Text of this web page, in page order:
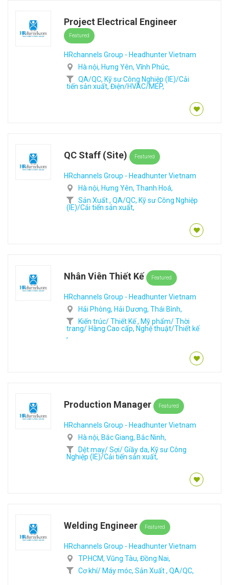
Project Electrical Engineer
Featured
HRchannels Group - Headhunter Vietnam
Hà nội, Hưng Yên, Vĩnh Phúc,
QA/QC, Kỹ sư Công Nghiệp (IE)/Cải
tiến sản xuất, Điện/HVAC/MEP,
QC Staff (Site) Featured
HRchannels Group - Headhunter Vietnam
Hà nội, Hưng Yên, Thanh Hoá,
Sản Xuất , QA/QC, Kỹ sư Công Nghiệp
(IE)/Cải tiến sản xuất,
Nhân Viên Thiết Kế Featured
HRchannels Group - Headhunter Vietnam
Hải Phòng, Hải Dương, Thái Bình,
Kiến trúc/ Thiết Kế , Mỹ phẩm/ Thời
trang/ Hàng Cao cấp, Nghệ thuật/Thiết kế
,
Production Manager Featured
HRchannels Group - Headhunter Vietnam
Hà nội, Bắc Giang, Bắc Ninh,
Dệt may/ Sợi/ Giầy da, Kỹ sư Công
Nghiệp (IE)/Cải tiến sản xuất,
Welding Engineer Featured
HRchannels Group - Headhunter Vietnam
TP.HCM, Vũng Tàu, Đồng Nai,
Cơ khí/ Máy móc, Sản Xuất , QA/QC,